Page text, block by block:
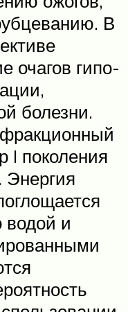
В
очагов гипо-
болезни.
I поколения
Энергия
водой и